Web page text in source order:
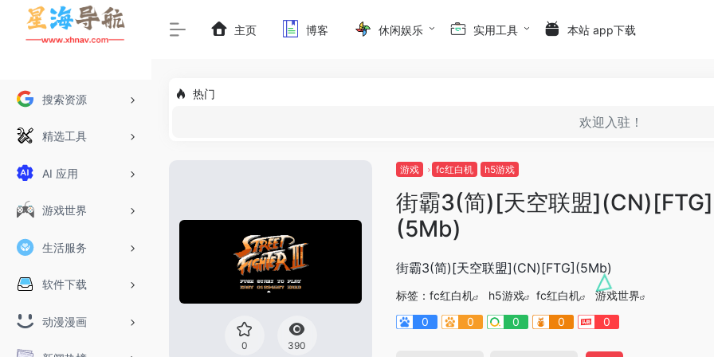
搜索资源
精选工具
AI 应用
游戏世界
生活服务
软件下载
动漫漫画
主页 博客 休闲娱乐 实用工具 本站 app下载
热门
欢迎入驻！
0 390
游戏 fc红白机 h5游戏
街霸3(简)[天空联盟](CN)[FTG]
(5Mb)
街霸3(简)[天空联盟](CN)[FTG](5Mb)
标签： fc红白机 h5游戏 fc红白机
游戏世界
0
0 0 0 0